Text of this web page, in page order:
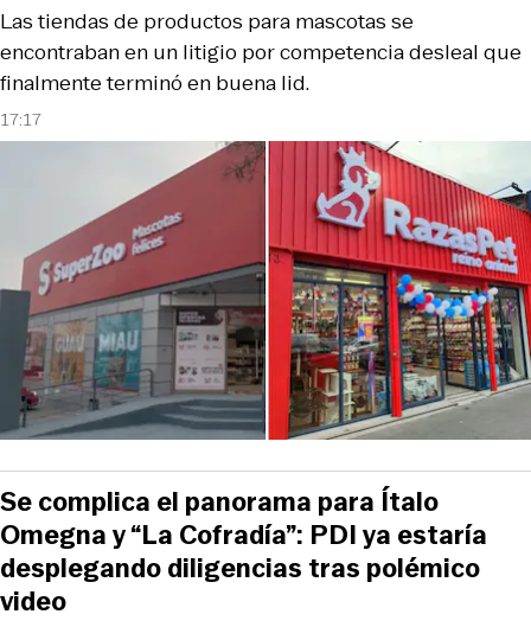
17:17
Las tiendas de productos para mascotas se
encontraban en un litigio por competencia desleal que
finalmente terminó en buena lid.
Se complica el panorama para Ítalo
Omegna y “La Cofradía”: PDI ya estaría
desplegando diligencias tras polémico
video